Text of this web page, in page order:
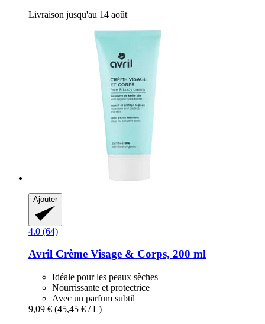
Livraison jusqu'au 14 août
Ajouter
4.0 (64)
Avril Crème Visage & Corps, 200 ml
Idéale pour les peaux sèches
Nourrissante et protectrice
Avec un parfum subtil
9,09 € (45,45 € / L)